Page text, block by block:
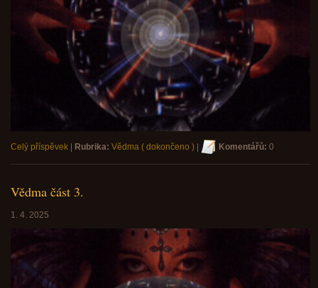
Celý příspěvek | Rubrika: Vědma ( dokončeno ) | Komentářů: 0
Vědma část 3.
1. 4. 2025